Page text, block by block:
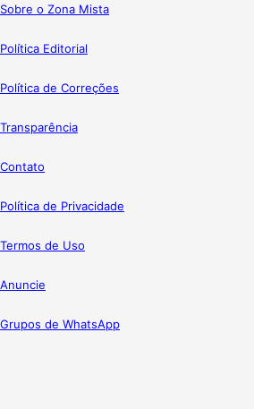
Sobre o Zona Mista
Política Editorial
Política de Correções
Transparência
Contato
Política de Privacidade
Termos de Uso
Anuncie
Grupos de WhatsApp